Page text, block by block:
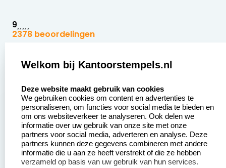
9
2378 beoordelingen
Zakelijk:
Aanvraag op maat
Betaling &
Verzending
Wederverkoper
worden
Sale
Klantenservice:
Contact opnemen
Veel gestelde vragen
Retourneren
Herroepingsrecht
Welkom bij Kantoorstempels.nl
Deze website maakt gebruik van cookies
We gebruiken cookies om content en advertenties te
personaliseren, om functies voor social media te bieden en
om ons websiteverkeer te analyseren. Ook delen we
informatie over uw gebruik van onze site met onze
partners voor social media, adverteren en analyse. Deze
partners kunnen deze gegevens combineren met andere
informatie die u aan ze heeft verstrekt of die ze hebben
verzameld op basis van uw gebruik van hun services.